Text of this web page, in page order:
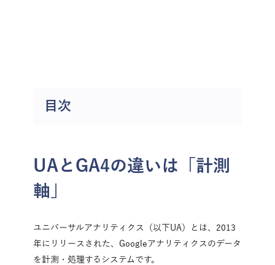
目次
UAとGA4の違いは「計測
軸」
ユニバーサルアナリティクス（以下UA）とは、2013
年にリリースされた、Googleアナリティクスのデータ
を計測・処理するシステムです。